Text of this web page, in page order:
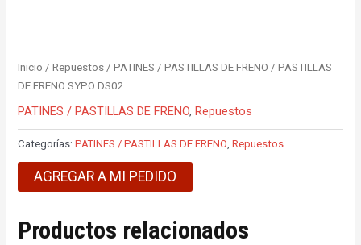
Inicio /Repuestos /PATINES / PASTILLAS DE FRENO / PASTILLAS
DE FRENO SYPO DS02
PATINES / PASTILLAS DE FRENO,Repuestos
Categorías:PATINES / PASTILLAS DE FRENO,Repuestos
AGREGAR A MI PEDIDO
Productos relacionados